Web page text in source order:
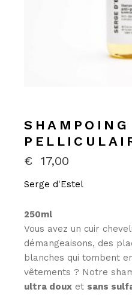
€ 17,00
Serge d'Estel
250ml
Vous avez un cuir
démangeaisons, des
blanches qui tombent
vêtements ? Notre
ultra doux et sans